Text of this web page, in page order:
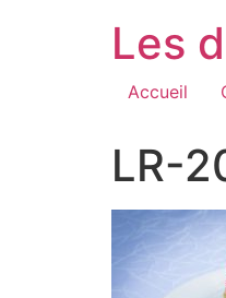
Les
Accueil
LR-